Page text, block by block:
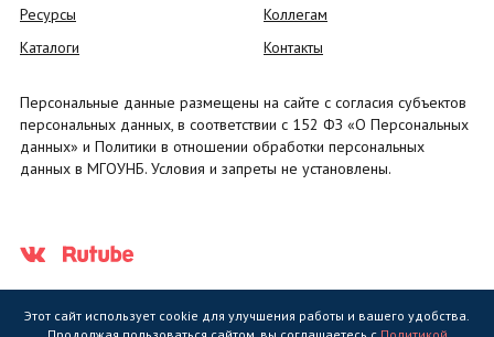
Ресурсы
Каталоги
Коллегам
Контакты
Персональные данные размещены на сайте с согласия субъектов
персональных данных, в соответствии с 152 ФЗ «О Персональных
данных» и Политики в отношении обработки персональных
данных в МГОУНБ. Условия и запреты не установлены.
Этот сайт использует cookie для улучшения работы и вашего удобства.